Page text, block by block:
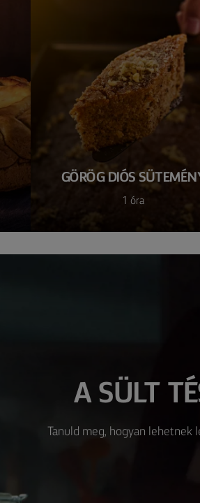
GÖRÖG DIÓS
1 óra
A SÜLT
Tanuld meg, hogyan